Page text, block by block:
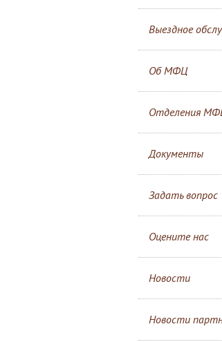
Выездное
Об МФЦ
Отделения
Документы
Задать вопрос
Оцените нас
Новости
Новости